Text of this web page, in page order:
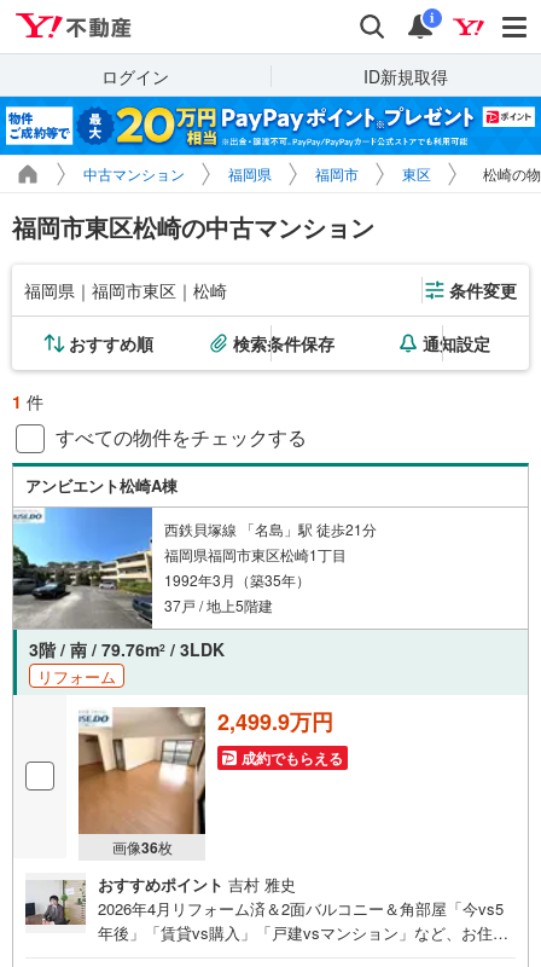
検索 通知
i
ログイン ID新規取得
中古マンション 福岡県 福岡市 東区 松崎の
福岡市東区松崎の中古マンション
福岡県｜福岡市東区｜松崎 条件変更
おすすめ順 検索条件保存 通知設定
1 件
すべての物件をチェックする
アンビエント松崎A棟
西鉄貝塚線 「名島」駅 徒歩21分
福岡県福岡市東区松崎1丁目
1992年3月（築35年）
37戸 / 地上5階建
3階 / 南 / 79.76m2 / 3LDK
リフォーム
画像36枚
2,499.9万円
成約でもらえる
おすすめポイント 吉村 雅史
2026年4月リフォーム済＆2面バルコニー＆角部屋「今vs5
年後」「賃貸vs購入」「戸建vsマンション」など、お住ま